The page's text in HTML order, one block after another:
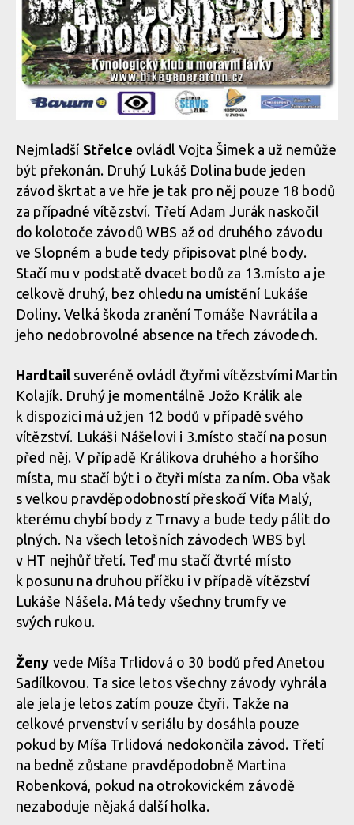
Nejmladší Střelce ovládl Vojta Šimek a už nemůže
být překonán. Druhý Lukáš Dolina bude jeden
závod škrtat a ve hře je tak pro něj pouze 18 bodů
za případné vítězství. Třetí Adam Jurák naskočil
do kolotoče závodů WBS až od druhého závodu
ve Slopném a bude tedy připisovat plné body.
Stačí mu v podstatě dvacet bodů za 13.místo a je
celkově druhý, bez ohledu na umístění Lukáše
Doliny. Velká škoda zranění Tomáše Navrátila a
jeho nedobrovolné absence na třech závodech.
Hardtail suveréně ovládl čtyřmi vítězstvími Martin
Kolajík. Druhý je momentálně Jožo Králik ale
k dispozici má už jen 12 bodů v případě svého
vítězství. Lukáši Nášelovi i 3.místo stačí na posun
před něj. V případě Králikova druhého a horšího
místa, mu stačí být i o čtyři místa za ním. Oba však
s velkou pravděpodobností přeskočí Víťa Malý,
kterému chybí body z Trnavy a bude tedy pálit do
plných. Na všech letošních závodech WBS byl
v HT nejhůř třetí. Teď mu stačí čtvrté místo
k posunu na druhou příčku i v případě vítězství
Lukáše Nášela. Má tedy všechny trumfy ve
svých rukou.
Ženy vede Míša Trlidová o 30 bodů před Anetou
Sadílkovou. Ta sice letos všechny závody vyhrála
ale jela je letos zatím pouze čtyři. Takže na
celkové prvenství v seriálu by dosáhla pouze
pokud by Míša Trlidová nedokončila závod. Třetí
na bedně zůstane pravděpodobně Martina
Robenková, pokud na otrokovickém závodě
nezaboduje nějaká další holka.